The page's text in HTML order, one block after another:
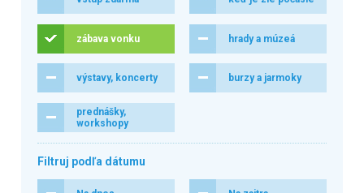
zábava vonku hrady a múzeá
výstavy, koncerty burzy a jarmoky
prednášky,
workshopy
Filtruj podľa dátumu